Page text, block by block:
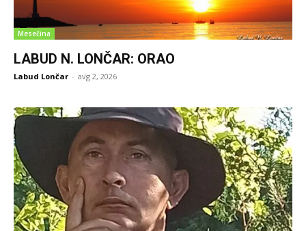
Mesečina
LABUD N. LONČAR: ORAO
Labud Lončar - avg 2, 2026